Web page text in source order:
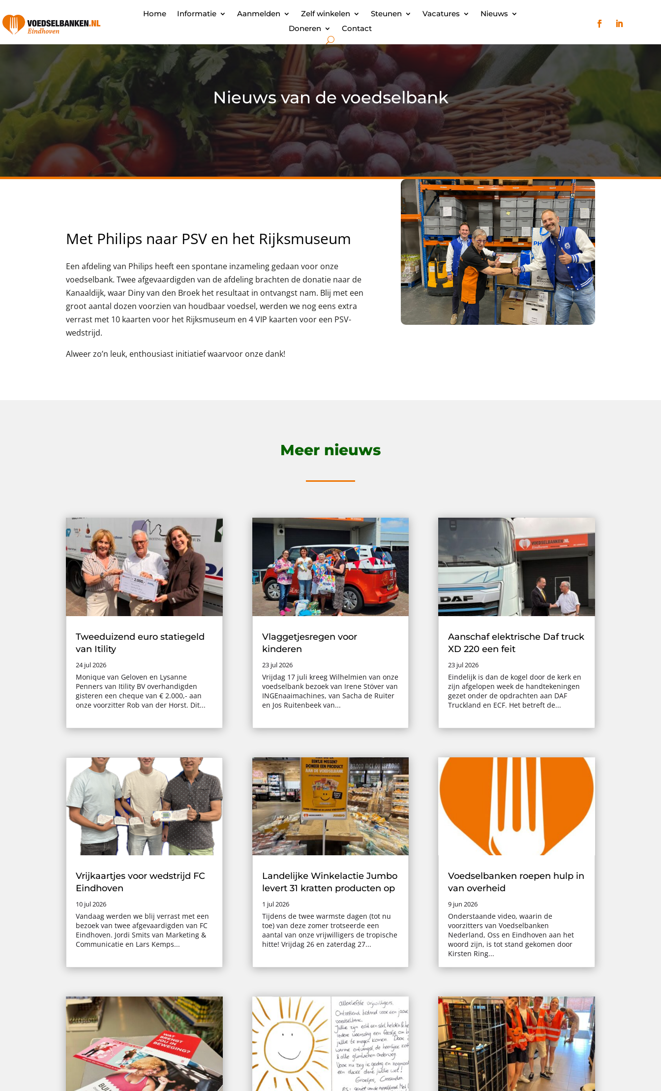
Home Informatie Aanmelden Zelf winkelen Steunen Vacatures
Nieuws
Doneren
Contact
Nieuws van de voedselbank
Met Philips naar PSV en het Rijksmuseum
Een afdeling van Philips heeft een spontane inzameling gedaan voor onze
voedselbank. Twee afgevaardigden van de afdeling brachten de donatie naar de
Kanaaldijk, waar Diny van den Broek het resultaat in ontvangst nam. Blij met een
groot aantal dozen voorzien van houdbaar voedsel, werden we nog eens extra
verrast met 10 kaarten voor het Rijksmuseum en 4 VIP kaarten voor een PSV-
wedstrijd.
Alweer zo’n leuk, enthousiast initiatief waarvoor onze dank!
Meer nieuws
Tweeduizend euro statiegeld
van Itility
24 jul 2026
Monique van Geloven en Lysanne
Penners van Itility BV overhandigden
gisteren een cheque van € 2.000,- aan
onze voorzitter Rob van der Horst. Dit...
Vrijkaartjes voor wedstrijd FC
Eindhoven
10 jul 2026
Vandaag werden we blij verrast met een
bezoek van twee afgevaardigden van FC
Eindhoven. Jordi Smits van Marketing &
Communicatie en Lars Kemps...
Vlaggetjesregen voor
kinderen
23 jul 2026
Vrijdag 17 juli kreeg Wilhelmien van onze
voedselbank bezoek van Irene Stöver van
INGEnaaimachines, van Sacha de Ruiter
en Jos Ruitenbeek van...
Landelijke Winkelactie Jumbo
levert 31 kratten producten op
1 jul 2026
Tijdens de twee warmste dagen (tot nu
toe) van deze zomer trotseerde een
aantal van onze vrijwilligers de tropische
hitte! Vrijdag 26 en zaterdag 27...
Aanschaf elektrische Daf truck
XD 220 een feit
23 jul 2026
Eindelijk is dan de kogel door de kerk en
zijn afgelopen week de handtekeningen
gezet onder de opdrachten aan DAF
Truckland en ECF. Het betreft de...
Voedselbanken roepen hulp in
van overheid
9 jun 2026
Onderstaande video, waarin de
voorzitters van Voedselbanken
Nederland, Oss en Eindhoven aan het
woord zijn, is tot stand gekomen door
Kirsten Ring...